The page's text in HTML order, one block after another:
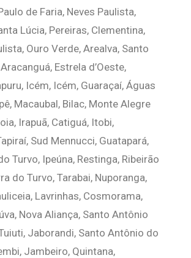
de Faria, Neves Paulista,
Lúcia, Pereiras, Clementina,
Ouro Verde, Arealva, Santo
Estrela d’Oeste,
Icém, Icém, Guaraçaí, Águas
Macaubal, Bilac, Monte Alegre
Irapuã, Catiguá, Itobi,
Sud Mennucci, Guatapará,
Turvo, Ipeúna, Restinga, Ribeirão
do Turvo, Tarabai, Nuporanga,
Lavrinhas, Cosmorama,
Nova Aliança, Santo Antônio
Jaborandi, Santo Antônio do
Jambeiro, Quintana,